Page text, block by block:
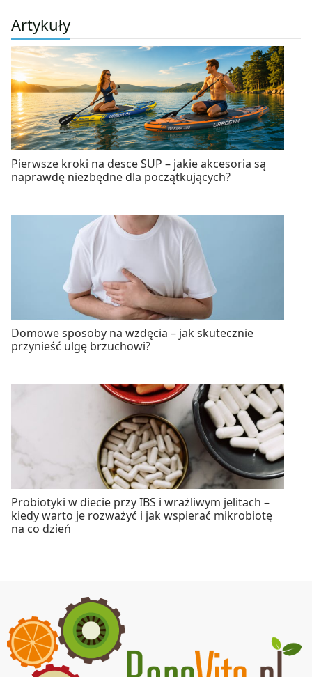
Artykuły
Pierwsze kroki na desce SUP – jakie akcesoria są
naprawdę niezbędne dla początkujących?
Domowe sposoby na wzdęcia – jak skutecznie
przynieść ulgę brzuchowi?
Probiotyki w diecie przy IBS i wrażliwym jelitach –
kiedy warto je rozważyć i jak wspierać mikrobiotę
na co dzień